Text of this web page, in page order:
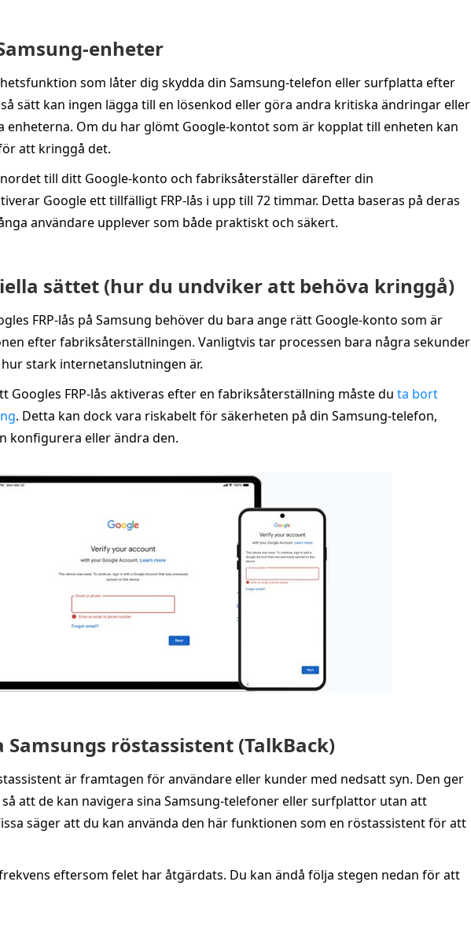
som låter dig skydda din Samsung‑telefon eller surfplatta efter
sätt kan ingen lägga till en lösenkod eller göra andra kritiska ändringar eller
enheterna. Om du har glömt Google‑kontot som är kopplat till enheten kan
att kringgå det.
till ditt Google‑konto och fabriksåterställer därefter din
Google ett tillfälligt FRP‑lås i upp till 72 timmar. Detta baseras på deras
användare upplever som både praktiskt och säkert.
sättet (hur du undviker att behöva kringgå)
FRP‑lås på Samsung behöver du bara ange rätt Google‑konto som är
efter fabriksåterställningen. Vanligtvis tar processen bara några sekunder
stark internetanslutningen är.
Googles FRP‑lås aktiveras efter en fabriksåterställning måste du ta bort
. Detta kan dock vara riskabelt för säkerheten på din Samsung‑telefon,
konfigurera eller ändra den.
Samsungs röstassistent (TalkBack)
är framtagen för användare eller kunder med nedsatt syn. Den ger
att de kan navigera sina Samsung‑telefoner eller surfplattor utan att
säger att du kan använda den här funktionen som en röstassistent för att
eftersom felet har åtgärdats. Du kan ändå följa stegen nedan för att